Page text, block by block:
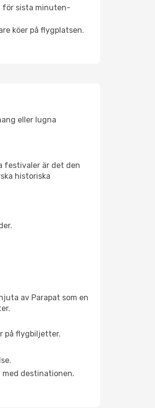
för sista minuten-
köer på flygplatsen.
eller lugna
festivaler är det den
historiska
av Parapat som en
på flygbiljetter.
destinationen.